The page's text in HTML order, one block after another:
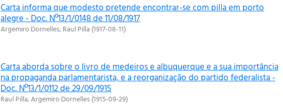
Carta informa que modesto pretende encontrar-se com pilla em porto
alegre - Doc. Nº13/1/0148 de 11/08/1917
Argemiro Dornelles;Raul Pilla (1917-08-11)
Carta aborda sobre o livro de medeiros e albuquerque e a sua importância
na propaganda parlamentarista, e a reorganização do partido federalista -
Doc. Nº13/1/0112 de 29/09/1915
Raul Pilla;Argemiro Dornelles(1915-09-29)